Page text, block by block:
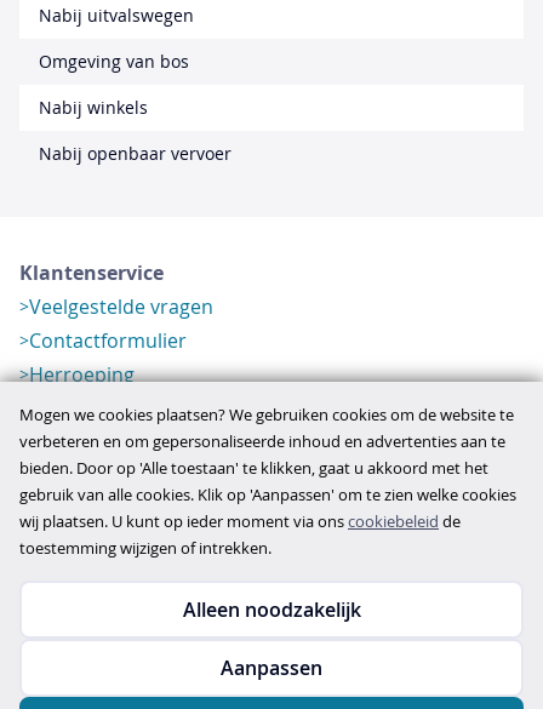
Nabij uitvalswegen
Omgeving van bos
Nabij winkels
Nabij openbaar vervoer
Klantenservice
Veelgestelde vragen
Contactformulier
Herroeping
Over ons
Bedrijfsgegevens
Werkwijze
Overzichten
Verlopen aanbod
Copyright © 2026
privacy- en cookiebeleid
Mogen we cookies plaatsen? We gebruiken cookies om de website te
verbeteren en om gepersonaliseerde inhoud en advertenties aan te
bieden. Door op 'Alle toestaan' te klikken, gaat u akkoord met het
gebruik van alle cookies. Klik op 'Aanpassen' om te zien welke cookies
wij plaatsen. U kunt op ieder moment via onscookiebeleid de
toestemming wijzigen of intrekken.
Alleen noodzakelijk
Aanpassen